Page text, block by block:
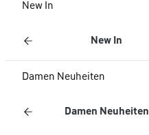
New In
New In
Damen Neuheiten
Damen Neuheiten